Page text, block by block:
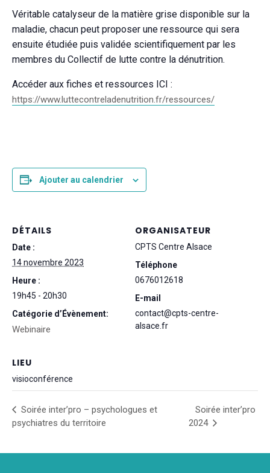
Véritable catalyseur de la matière grise disponible sur la
maladie, chacun peut proposer une ressource qui sera
ensuite étudiée puis validée scientifiquement par les
membres du Collectif de lutte contre la dénutrition.
Accéder aux fiches et ressources ICI :
https://www.luttecontreladenutrition.fr/ressources/
Ajouter au calendrier
DÉTAILS
Date :
14 novembre 2023
Heure :
19h45 - 20h30
Catégorie d’Évènement:
Webinaire
ORGANISATEUR
CPTS Centre Alsace
Téléphone
0676012618
E-mail
contact@cpts-centre-
alsace.fr
LIEU
visioconférence
Soirée inter’pro – psychologues et
psychiatres du territoire
Soirée inter’pro
2024